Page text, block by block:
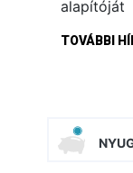
TOVÁBBI